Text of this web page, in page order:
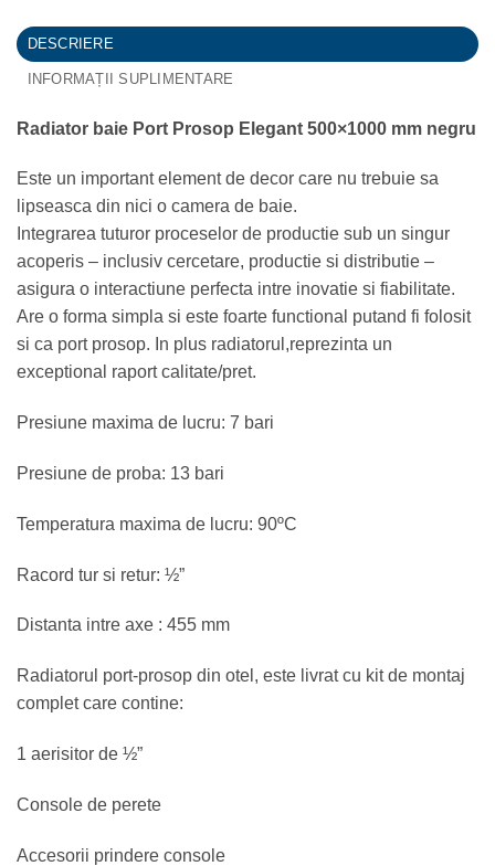
DESCRIERE
INFORMAȚII SUPLIMENTARE
Radiator baie Port Prosop Elegant 500×1000 mm negru
Este un important element de decor care nu trebuie sa
lipseasca din nici o camera de baie.
Integrarea tuturor proceselor de productie sub un singur
acoperis – inclusiv cercetare, productie si distributie –
asigura o interactiune perfecta intre inovatie si fiabilitate.
Are o forma simpla si este foarte functional putand fi folosit
si ca port prosop. In plus radiatorul,reprezinta un
exceptional raport calitate/pret.
Presiune maxima de lucru: 7 bari
Presiune de proba: 13 bari
Temperatura maxima de lucru: 90ºC
Racord tur si retur: ½”
Distanta intre axe : 455 mm
Radiatorul port-prosop din otel, este livrat cu kit de montaj
complet care contine:
1 aerisitor de ½”
Console de perete
Accesorii prindere console